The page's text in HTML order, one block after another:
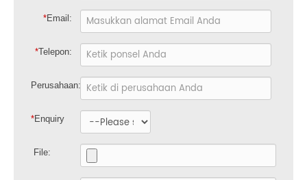
*Email:
*Telepon:
Perusahaan:
*Enquiry
File: